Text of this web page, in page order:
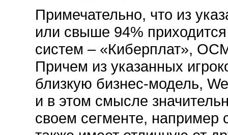
Примечательно, что из
или свыше 94%
систем – «Киберплат»,
Причем из указанных
близкую бизнес-модель,
и в этом смысле
своем сегменте, например